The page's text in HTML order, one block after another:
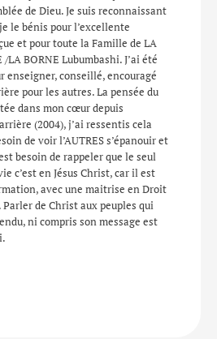
de Dieu. Je suis reconnaissant
le bénis pour l’excellente
et pour toute la Famille de LA
/LA BORNE Lubumbashi. J’ai été
enseigner, conseillé, encouragé
pour les autres. La pensée du
dans mon cœur depuis
(2004), j’ai ressentis cela
de voir l’AUTRES s’épanouir et
besoin de rappeler que le seul
c’est en Jésus Christ, car il est
avec une maitrise en Droit
de Christ aux peuples qui
ni compris son message est